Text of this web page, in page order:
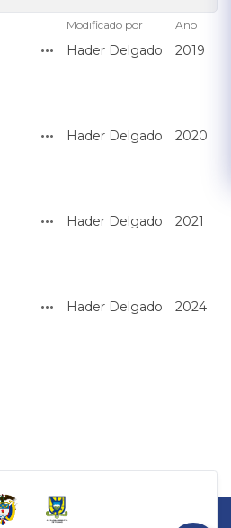
Modificado por Año
Hader Delgado 2019
Hader Delgado 2020
Hader Delgado 2021
Hader Delgado 2024